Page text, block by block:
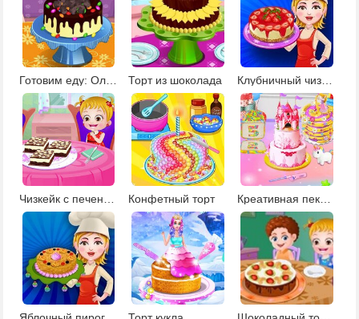
Готовим еду: Олимпийский пирог Торт из шоколада Клубничный чизкейк
Конфетный торт Креативная пекарня для тортов